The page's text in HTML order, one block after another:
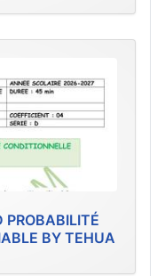
PROBABILITÉ
BY TEHUA